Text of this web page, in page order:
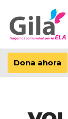
Saltar
al
contenido
Dona ahora